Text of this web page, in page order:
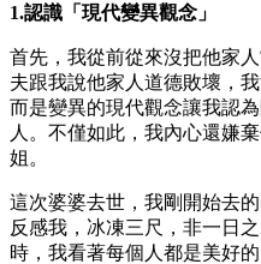
1.認識「現代變異觀念」
首先，我從前從來沒把他家
夫跟我說他家人道德敗壞，
而是變異的現代觀念讓我認
人。不僅如此，我內心還嫌
姐。
這次婆婆去世，我剛開始去
反感我，冰凍三尺，非一日
時，我看著每個人都是美好